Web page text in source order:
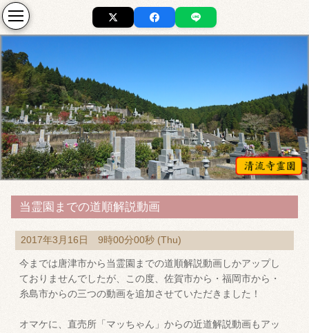
当霊園までの道順解説動画
2017年3月16日 9時00分00秒 (Thu)
今までは唐津市から当霊園までの道順解説動画しかアップし
ておりませんでしたが、この度、佐賀市から・福岡市から・
糸島市からの三つの動画を追加させていただきました！
オマケに、直売所「マッちゃん」からの近道解説動画もアッ